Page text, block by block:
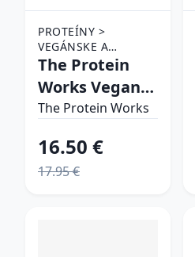
PROTEÍNY >
VEGÁNSKE A
RASTLINNÉ
PROTEÍNY
The Protein
Works Vegan
Soy Protein
The Protein Works
16.50 €
17.95 €